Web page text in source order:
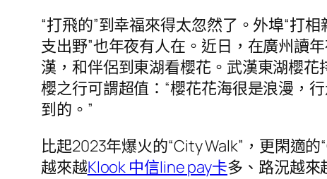
“打飛的”到幸福來得太忽然了。外埠“打
支出野”也年夜有人在。近日，在廣州讀
漢，和伴侶到東湖看櫻花。武漢東湖櫻
櫻之行可謂超值：“櫻花花海很是浪漫，
到的。”
比起2023年爆火的“City Walk”，更閑適
越來越Klook 中信line pay卡多、路況越來